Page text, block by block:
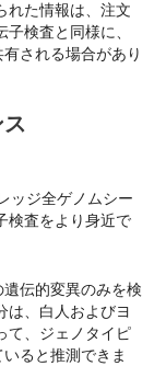
れた情報は、注文
検査と同様に、
される場合があり
ッジ全ゲノムシー
検査をより身近で
伝的変異のみを検
は、白人およびヨ
て、ジェノタイピ
ると推測できま